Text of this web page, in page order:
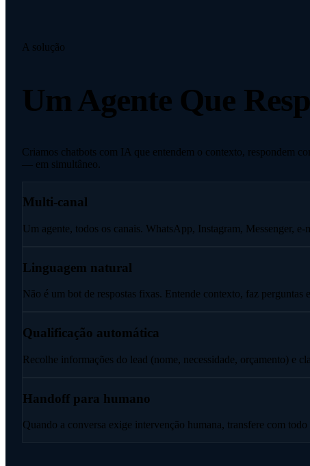
A solução
Um Agente Que
Criamos chatbots com IA que entendem o contexto, respondem
— em simultâneo.
Multi-canal
Um agente, todos os canais. WhatsApp, Instagram, Messenger,
Linguagem natural
Não é um bot de respostas fixas. Entende contexto, faz perguntas
Qualificação automática
Recolhe informações do lead (nome, necessidade, orçamento) e
Handoff para humano
Quando a conversa exige intervenção humana, transfere com